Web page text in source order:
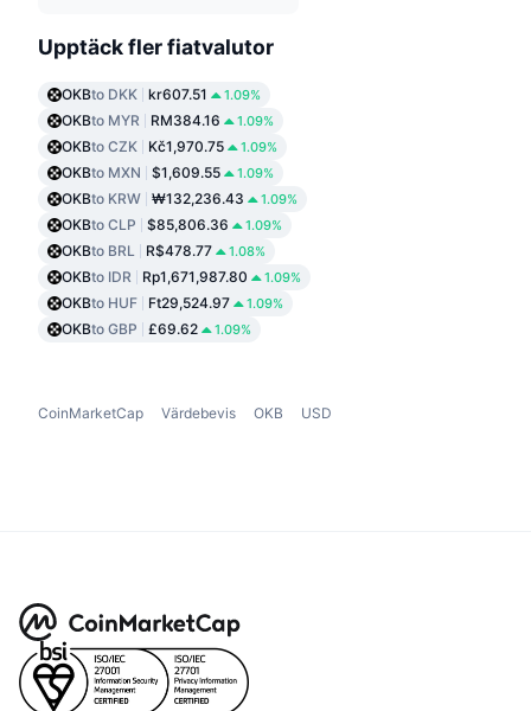
Upptäck fler fiatvalutor
OKBto DKK kr607.51 1.09%
OKBto MYR RM384.16 1.09%
OKBto CZK Kč1,970.75 1.09%
OKBto MXN $1,609.55 1.09%
OKBto KRW ₩132,236.43 1.09%
OKBto CLP $85,806.36 1.09%
OKBto BRL R$478.77 1.08%
OKBto IDR Rp1,671,987.80 1.09%
OKBto HUF Ft29,524.97 1.09%
OKBto GBP £69.62 1.09%
CoinMarketCap Värdebevis OKB USD